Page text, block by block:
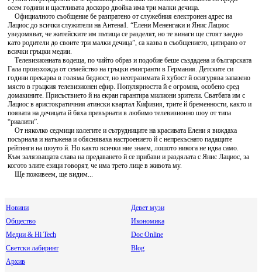
осем години и щастливата доскоро двойка има три малки дечица.
Официалното съобщение бе разпратено от служебния електронен адрес на
Лациос до всички служители на Антена1. “Елени Мененгаки и Янис Лациос
уведомяват, че житейските им пътища се разделят, но те винаги ще стоят заедно
като родители до своите три малки дечица”, са казва в съобщението, цитирано от
всички гръцки медии.
Телевизионната водеща, по чийто образ и подобие беше създадена и българската
Гала произхожда от семейство на гръцки емигранти в Германия. Детските си
години прекарва в голяма бедност, но неотразимата й хубост й осигурява запазено
място в гръцкия телевизионен ефир. Популярността й е огромна, особено сред
домакините. Присъствието й на екран гарантира милиони зрители. Сватбата им с
Лациос в аристократичния атински квартал Кифизия, трите й бременности, както и
появата на дечицата й бяха превърнати в любимо телевизионно шоу от типа
“риалити”.
От няколко седмици колегите и сътрудниците на красивата Елени я виждаха
посърнала и натъжена и обясняваха настроението й с непрекъснато падащите
рейтинги на шоуто й. Но както всички ние знаем, лошото никога не идва само.
Към залязващата слава на предаването й се прибави и раздялата с Янис Лациос, за
когото злите езици говорят, че има трето лице в живота му.
Ще поживеем, ще видим...
Новини
Девет музи
Общество
Икономика
Медии & Hi Tech
Doc Online
Светски лабиринт
Blog
Архив